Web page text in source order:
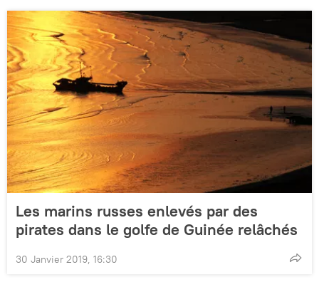
Les marins russes enlevés par des
pirates dans le golfe de Guinée relâchés
30 Janvier 2019, 16:30